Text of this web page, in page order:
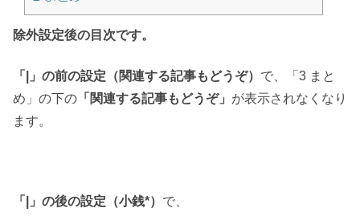
除外設定後の目次です。
「|」の前の設定（関連する記事もどうぞ） で、「3 まと
め」の下の 「関連する記事もどうぞ」 が表示されなくなり
ます。
「|」の後の設定（小銭*） で、